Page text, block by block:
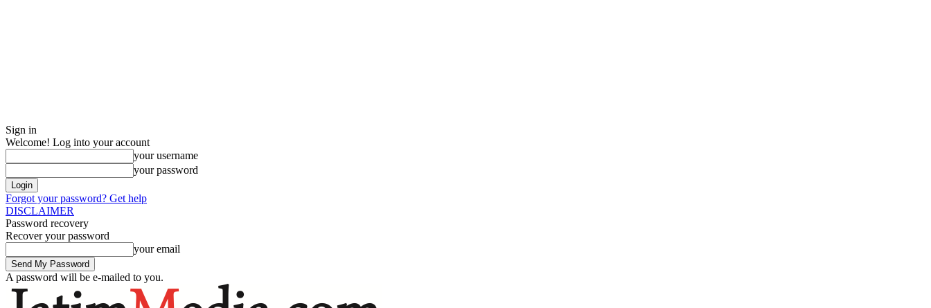
Sign in
Welcome! Log into your account
your username
your password
Forgot your password? Get help
DISCLAIMER
Password recovery
Recover your password
your email
A password will be e-mailed to you.